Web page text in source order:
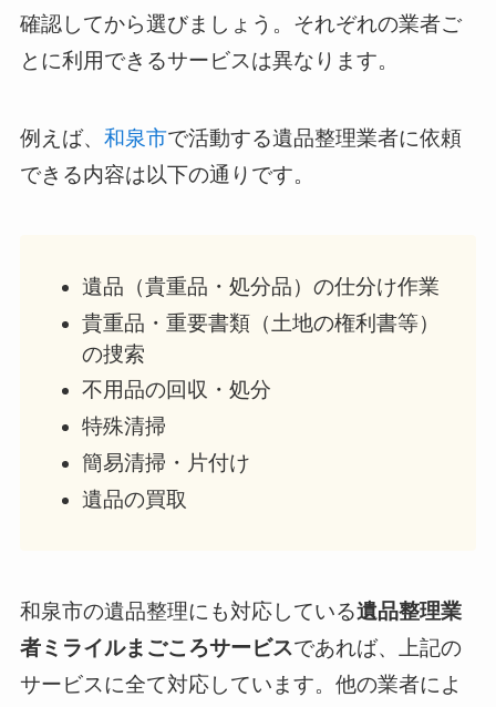
確認してから選びましょう。それぞれの業者ご
とに利用できるサービスは異なります。
例えば、 和泉市で活動する遺品整理業者に依頼
できる内容は以下の通りです。
遺品（貴重品・処分品）の仕分け作業
貴重品・重要書類（土地の権利書等）
の捜索
不用品の回収・処分
特殊清掃
簡易清掃・片付け
遺品の買取
和泉市の遺品整理にも対応している遺品整理業
者ミライルまごころサービスであれば、上記の
サービスに全て対応しています。他の業者によ